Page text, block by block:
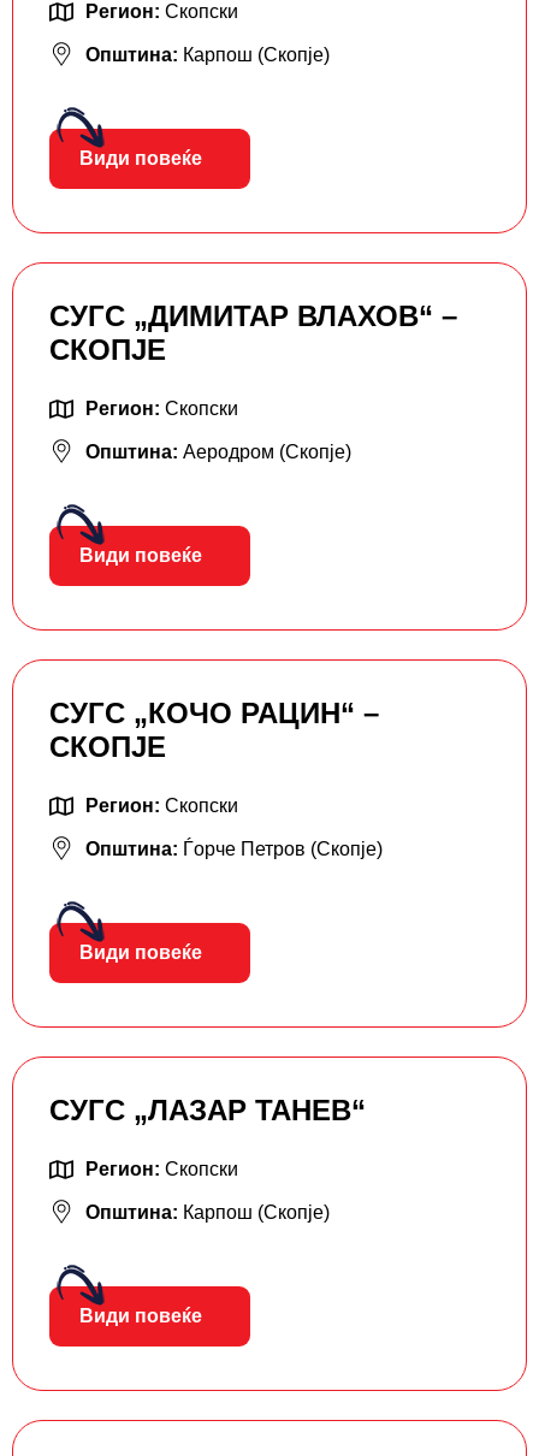
Регион: Скопски
Општина: Карпош (Скопје)
Види повеќе
СУГС „ДИМИТАР ВЛАХОВ“ –
СКОПЈЕ
Регион: Скопски
Општина: Аеродром (Скопје)
Види повеќе
СУГС „КОЧО РАЦИН“ –
СКОПЈЕ
Регион: Скопски
Општина: Ѓорче Петров (Скопје)
Види повеќе
СУГС „ЛАЗАР ТАНЕВ“
Регион: Скопски
Општина: Карпош (Скопје)
Види повеќе